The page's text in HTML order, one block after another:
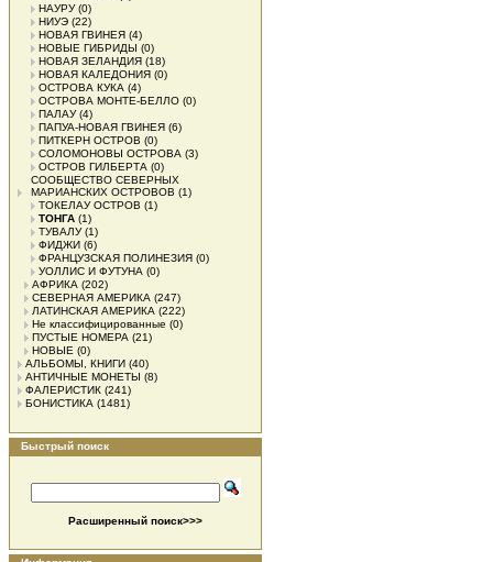
НАУРУ(0)
НИУЭ (22)
НОВАЯ ГВИНЕЯ (4)
НОВЫЕ ГИБРИДЫ (0)
НОВАЯ ЗЕЛАНДИЯ (18)
НОВАЯ КАЛЕДОНИЯ (0)
ОСТРОВА КУКА (4)
ОСТРОВА МОНТЕ-БЕЛЛО (0)
ПАЛАУ(4)
ПАПУА-НОВАЯ ГВИНЕЯ (6)
ПИТКЕРН ОСТРОВ (0)
СОЛОМОНОВЫ ОСТРОВА (3)
ОСТРОВ ГИЛБЕРТА (0)
СООБЩЕСТВО СЕВЕРНЫХ
МАРИАНСКИХ ОСТРОВОВ (1)
ТОКЕЛАУ ОСТРОВ (1)
ТОНГА (1)
ТУВАЛУ(1)
ФИДЖИ (6)
ФРАНЦУЗСКАЯ ПОЛИНЕЗИЯ (0)
УОЛЛИС И ФУТУНА (0)
АФРИКА (202)
СЕВЕРНАЯ АМЕРИКА (247)
ЛАТИНСКАЯ АМЕРИКА (222)
Не классифицированные (0)
ПУСТЫЕ НОМЕРА (21)
НОВЫЕ (0)
АЛЬБОМЫ, КНИГИ (40)
АНТИЧНЫЕ МОНЕТЫ (8)
ФАЛЕРИСТИК (241)
БОНИСТИКА (1481)
Быстрый поиск
Расширенный поиск>>>